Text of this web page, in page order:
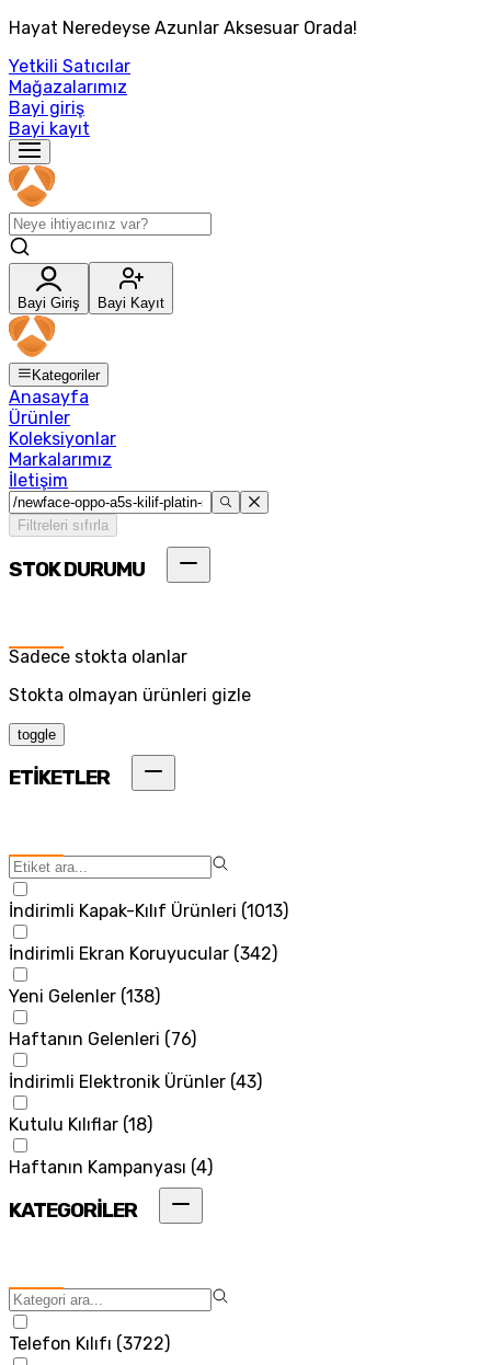
Hayat Neredeyse Azunlar Aksesuar Orada!
Yetkili Satıcılar
Mağazalarımız
Bayi giriş
Bayi kayıt
Bayi Giriş Bayi Kayıt
Kategoriler
Anasayfa
Ürünler
Koleksiyonlar
Markalarımız
İletişim
Filtreleri sıfırla
STOK DURUMU
Sadece stokta olanlar
Stokta olmayan ürünleri gizle
toggle
ETİKETLER
İndirimli Kapak-Kılıf Ürünleri (1013)
İndirimli Ekran Koruyucular (342)
Yeni Gelenler (138)
Haftanın Gelenleri (76)
İndirimli Elektronik Ürünler (43)
Kutulu Kılıflar (18)
Haftanın Kampanyası (4)
KATEGORİLER
Telefon Kılıfı (3722)